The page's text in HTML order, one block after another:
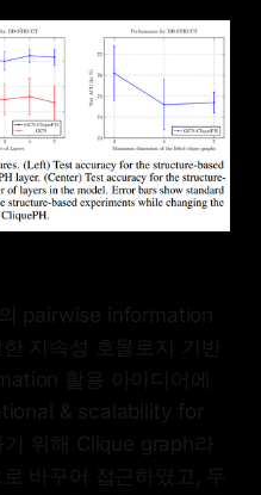
pairwise information
지속성 호몰로지 기반
활용 아이디어에
& scalability for
위해 Clique graph라
바꾸어 접근하였고, 두